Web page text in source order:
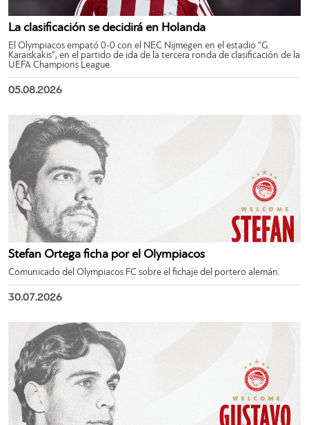
La clasificación se decidirá en Holanda
El Olympiacos empató 0-0 con el NEC Nijmegen en el estadio “G.
Karaiskakis”, en el partido de ida de la tercera ronda de clasificación de la
UEFA Champions League.
05.08.2026
Stefan Ortega ficha por el Olympiacos
Comunicado del Olympiacos FC sobre el fichaje del portero alemán.
30.07.2026